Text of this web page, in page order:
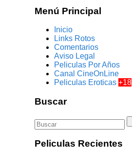
Menú Principal
Inicio
Links Rotos
Comentarios
Aviso Legal
Peliculas Por Años
Canal CineOnLine
Peliculas Eroticas+18
Buscar
Peliculas Recientes